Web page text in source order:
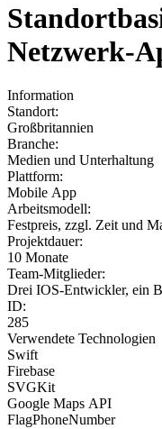
Netzwerk-
Information
Standort:
Großbritannien
Branche:
Medien und Unterhaltung
Plattform:
Mobile App
Arbeitsmodell:
Festpreis, zzgl. Zeit und
Projektdauer:
10 Monate
Team-Mitglieder:
Drei IOS-Entwickler, ein
ID:
285
Verwendete Technologien
Swift
Firebase
SVGKit
Google Maps API
FlagPhoneNumber